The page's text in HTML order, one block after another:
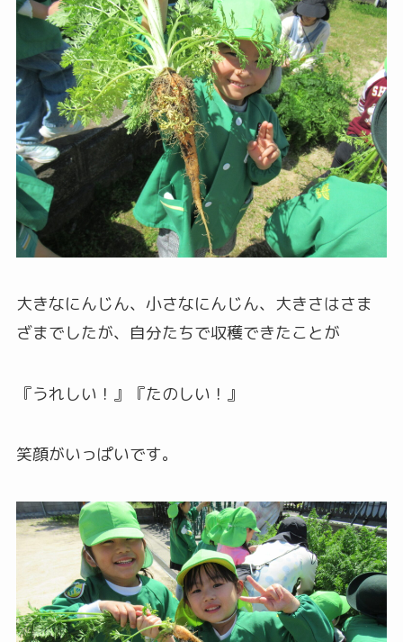
大きなにんじん、小さなにんじん、大きさはさま
ざまでしたが、自分たちで収穫できたことが
『うれしい！』『たのしい！』
笑顔がいっぱいです。